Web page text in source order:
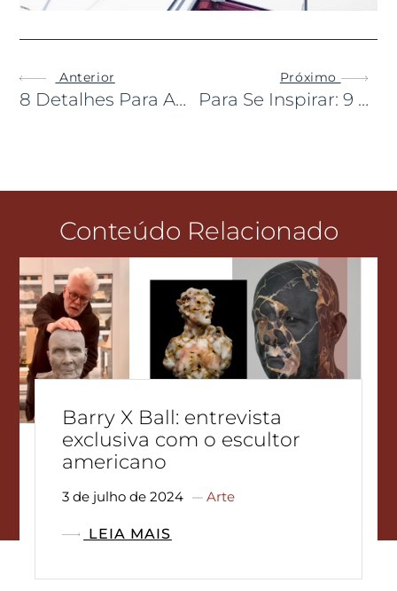
Anterior
8 Detalhes Para Amar Os Cruzeiros Da Regent Seven Seas
Próximo
Para Se Inspirar: 9 Hotéis Novos Pelo Mundo!
Conteúdo Relacionado
Barry X Ball: entrevista
exclusiva com o escultor
americano
3 de julho de 2024 Arte
LEIA MAIS